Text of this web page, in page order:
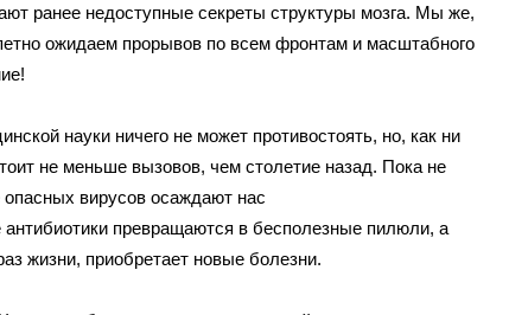
ранее недоступные секреты структуры мозга. Мы же,
ожидаем прорывов по всем фронтам и масштабного
науки ничего не может противостоять, но, как ни
не меньше вызовов, чем столетие назад. Пока не
вирусов осаждают нас
антибиотики превращаются в бесполезные пилюли, а
жизни, приобретает новые болезни.